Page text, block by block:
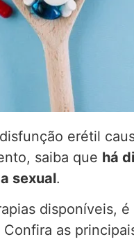
erétil
saiba que há
sexual.
disponíveis,
as